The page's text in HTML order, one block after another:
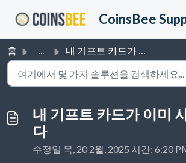
CoinsBee
홈 ... 내 기프트 카드가 이미 사용되었습니다
내 기프트 카드가 이미
다
수정일 목, 20 2월, 2025 시간: 6:20